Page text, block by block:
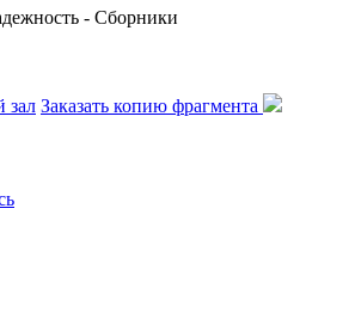
- Сборники
зал Заказать копию фрагмента